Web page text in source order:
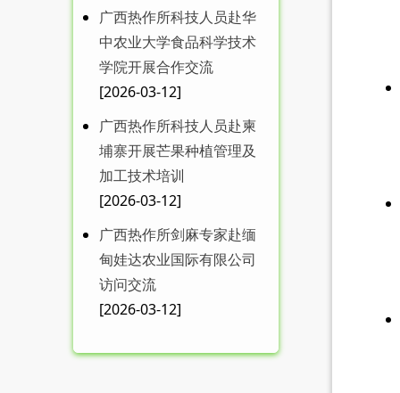
MDPI 特刊征稿|广西热作
所在food...
广西热作所召开送培博士
工作学习汇报会
广西热作所科技人员赴华
中农业大学食品科学技术
学院开展合作交流
[2026-03-12]
广西热作所科技人员赴柬
埔寨开展芒果种植管理及
加工技术培训
[2026-03-12]
广西热作所剑麻专家赴缅
甸娃达农业国际有限公司
访问交流
[2026-03-12]